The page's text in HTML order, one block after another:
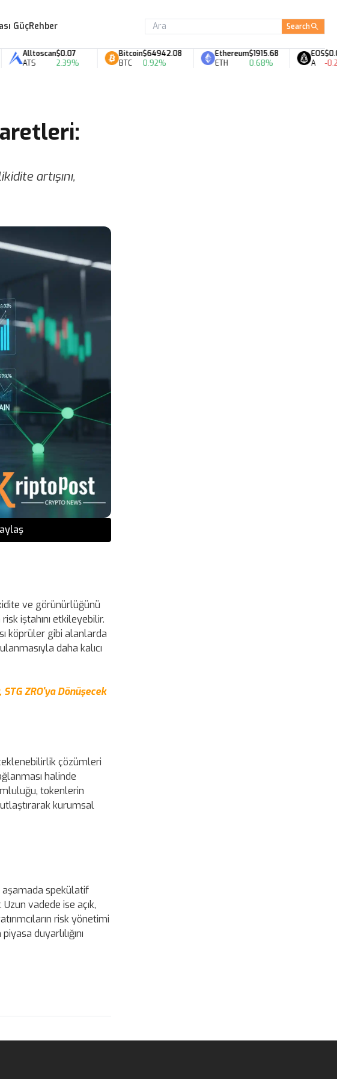
GüçRehber Search
Alltoscan
ATS
$0.07
2.39%
Bitcoin
BTC
$64942.08
0.92%
Ethereum
ETH
$1915.68
0.68%
EOS
A
$0.06
-0.27%
artışını,
ve görünürlüğünü
iştahını etkileyebilir.
köprüler gibi alanlarda
daha kalıcı
ZRO'ya Dönüşecek
çözümleri
halinde
tokenlerin
kurumsal
aşamada spekülatif
vadede ise açık,
risk yönetimi
duyarlılığını